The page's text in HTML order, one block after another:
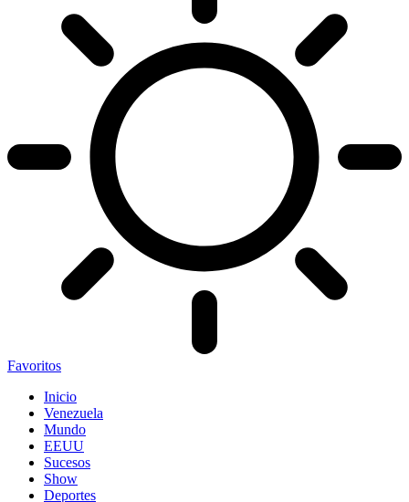
Favoritos
Inicio
Venezuela
Mundo
EEUU
Sucesos
Show
Deportes